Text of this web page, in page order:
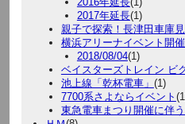
2017年延長(1)
親子で探索！長津田車庫
横浜アリーナイベント開
2018/08/04(1)
ベイスターズトレイン ビ
池上線「乾杯電車」 (1)
7700系さよならイベント
東急電車まつり開催に伴